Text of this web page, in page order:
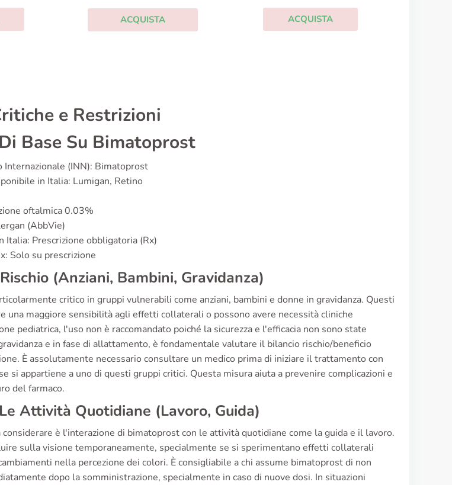
ACQUISTA ACQUISTA
e Restrizioni
Base Su Bimatoprost
Internazionale (INN): Bimatoprost
in Italia: Lumigan, Retino
oftalmica 0.03%
(AbbVie)
Italia: Prescrizione obbligatoria (Rx)
Solo su prescrizione
(Anziani, Bambini, Gravidanza)
critico in gruppi vulnerabili come anziani, bambini e donne in gravidanza. Questi
una maggiore sensibilità agli effetti collaterali o possono avere necessità cliniche
pediatrica, l'uso non è raccomandato poiché la sicurezza e l'efficacia non sono state
e in fase di allattamento, è fondamentale valutare il bilancio rischio/beneficio
È assolutamente necessario consultare un medico prima di iniziare il trattamento con
si appartiene a uno di questi gruppi critici. Questa misura aiuta a prevenire complicazioni e
del farmaco.
Attività Quotidiane (Lavoro, Guida)
è l'interazione di bimatoprost con le attività quotidiane come la guida e il lavoro.
sulla visione temporaneamente, specialmente se si sperimentano effetti collaterali
nella percezione dei colori. È consigliabile a chi assume bimatoprost di non
dopo la somministrazione, specialmente in caso di nuove dosi. In situazioni